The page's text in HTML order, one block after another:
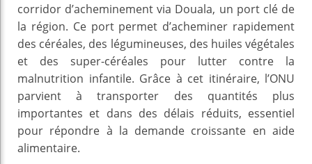
corridor d’acheminement via Douala, un port clé de
la région. Ce port permet d’acheminer rapidement
des céréales, des légumineuses, des huiles végétales
et des super-céréales pour lutter contre la
malnutrition infantile. Grâce à cet itinéraire, l’ONU
parvient à transporter des quantités plus
importantes et dans des délais réduits, essentiel
pour répondre à la demande croissante en aide
alimentaire.